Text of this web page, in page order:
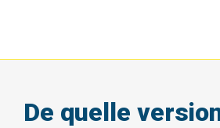
De quelle